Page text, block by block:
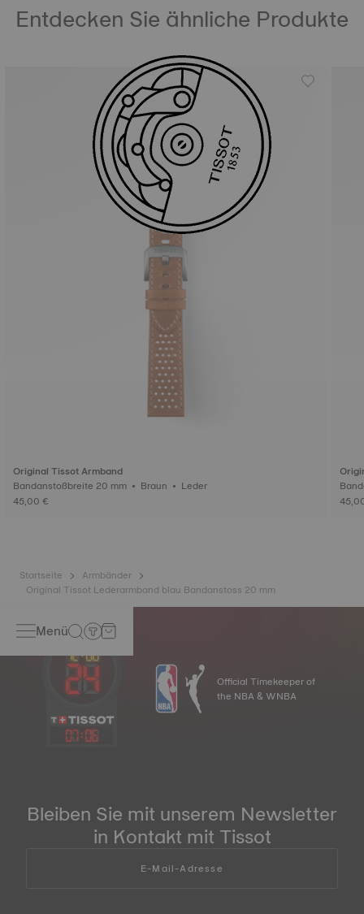
Entdecken Sie ähnliche Produkte
Original Tissot Armband
Bandanstoßbreite 20 mm • Braun • Leder
45,00 €
Startseite
Armbänder
Original Tissot Lederarmband blau Bandanstoss 20 mm
Menü
07:06
Official Timekeeper of
the NBA & WNBA
Bleiben Sie mit unserem Newsletter
in Kontakt mit Tissot
E-Mail-Adresse